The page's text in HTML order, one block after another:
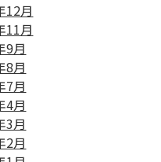
12月
11月
9月
8月
7月
4月
3月
2月